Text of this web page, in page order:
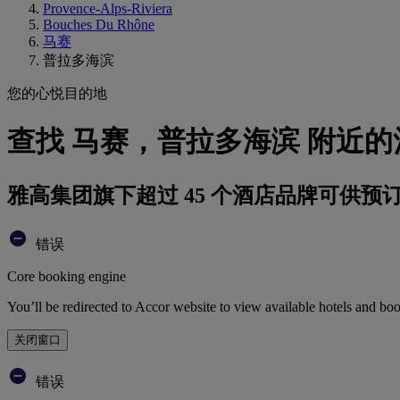
Provence-Alps-Riviera
Bouches Du Rhône
马赛
普拉多海滨
您的心悦目的地
查找 马赛，普拉多海滨 附近
雅高集团旗下超过 45 个酒店品牌可供预
错误
Core booking engine
You’ll be redirected to Accor website to view available hotels and
关闭窗口
错误